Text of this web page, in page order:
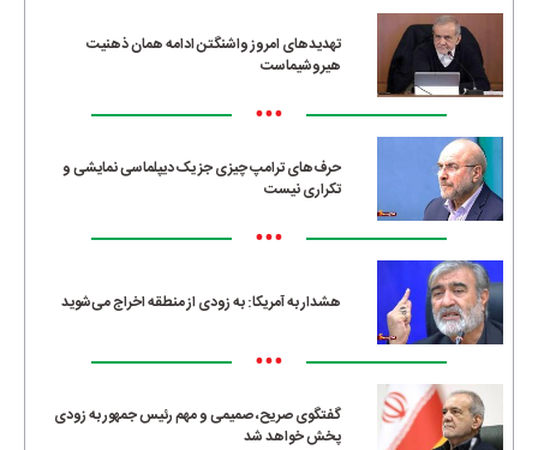
تهدیدهای امروز واشنگتن ادامه همان ذهنیت
هیروشیماست
•••
حرف‌های ترامپ چیزی جز یک دیپلماسی نمایشی و
تکراری نیست
•••
هشدار به آمریکا: به زودی از منطقه اخراج می‌شوید
•••
گفتگوی صریح، صمیمی و مهم رئیس جمهور به زودی
پخش خواهد شد